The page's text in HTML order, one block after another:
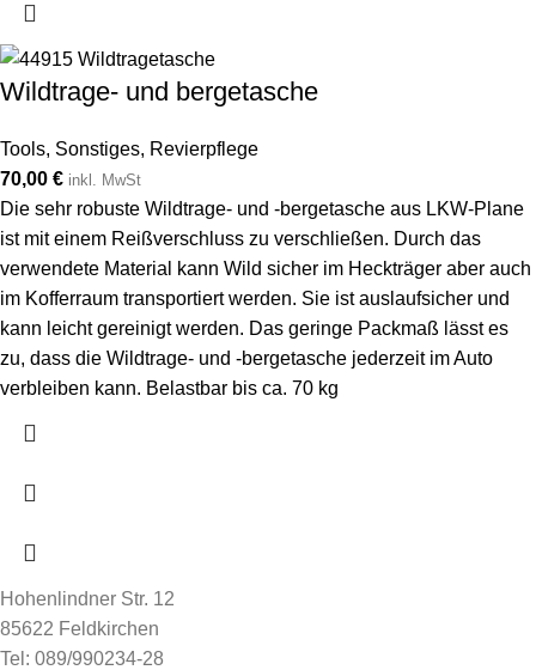
Wildtrage- und bergetasche
Tools, Sonstiges, Revierpflege
70,00 € inkl. MwSt
Die sehr robuste Wildtrage- und -bergetasche aus LKW-Plane
ist mit einem Reißverschluss zu verschließen. Durch das
verwendete Material kann Wild sicher im Heckträger aber auch
im Kofferraum transportiert werden. Sie ist auslaufsicher und
kann leicht gereinigt werden. Das geringe Packmaß lässt es
zu, dass die Wildtrage- und -bergetasche jederzeit im Auto
verbleiben kann. Belastbar bis ca. 70 kg
Hohenlindner Str. 12
85622 Feldkirchen
Tel: 089/990234-28